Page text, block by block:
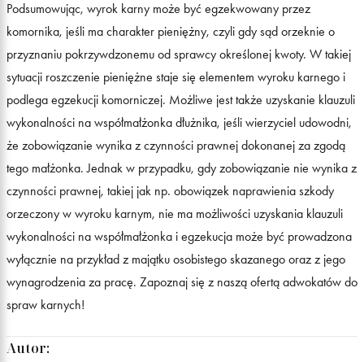
Podsumowując, wyrok karny może być egzekwowany przez
komornika, jeśli ma charakter pieniężny, czyli gdy sąd orzeknie o
przyznaniu pokrzywdzonemu od sprawcy określonej kwoty. W takiej
sytuacji roszczenie pieniężne staje się elementem wyroku karnego i
podlega egzekucji komorniczej. Możliwe jest także uzyskanie klauzuli
wykonalności na współmałżonka dłużnika, jeśli wierzyciel udowodni,
że zobowiązanie wynika z czynności prawnej dokonanej za zgodą
tego małżonka. Jednak w przypadku, gdy zobowiązanie nie wynika z
czynności prawnej, takiej jak np. obowiązek naprawienia szkody
orzeczony w wyroku karnym, nie ma możliwości uzyskania klauzuli
wykonalności na współmałżonka i egzekucja może być prowadzona
wyłącznie na przykład z majątku osobistego skazanego oraz z jego
wynagrodzenia za pracę. Zapoznaj się z naszą ofertą adwokatów do
spraw karnych!
Autor: